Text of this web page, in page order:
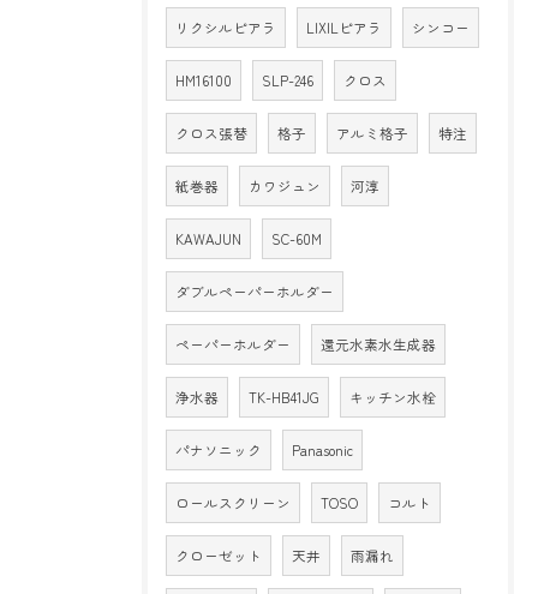
リクシルピアラ LIXILピアラ シンコー
HM16100 SLP-246 クロス
クロス張替 格子 アルミ格子 特注
紙巻器 カワジュン 河淳
KAWAJUN SC-60M
ダブルペーパーホルダー
ペーパーホルダー 還元水素水生成器
浄水器 TK-HB41JG キッチン水栓
パナソニック Panasonic
ロールスクリーン TOSO コルト
クローゼット 天井 雨漏れ